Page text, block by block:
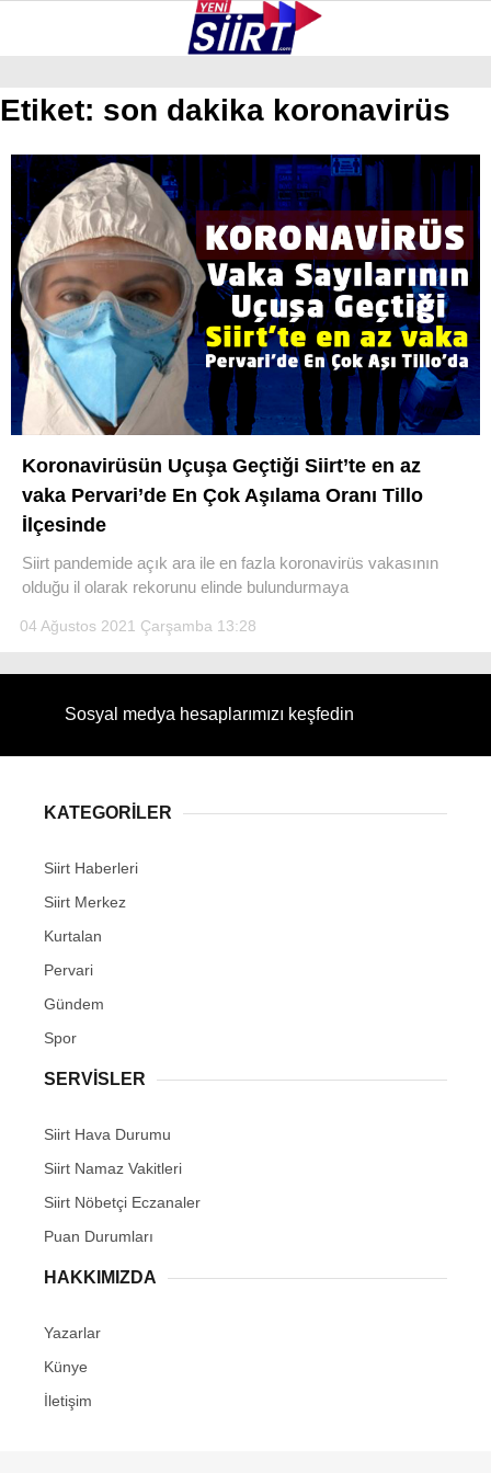
GALERİ VİDEO YAZARLAR
KURTALAN
ERUH
BAYKAN
PERVARI
ŞIRVAN
TILLO
NÖBETÇI ECZANELER
Etiket: son dakika koronavirüs
Koronavirüsün Uçuşa Geçtiği Siirt’te en az
vaka Pervari’de En Çok Aşılama Oranı Tillo
İlçesinde
Siirt pandemide açık ara ile en fazla koronavirüs vakasının
olduğu il olarak rekorunu elinde bulundurmaya
04 Ağustos 2021 Çarşamba 13:28
Sosyal medya hesaplarımızı keşfedin
KATEGORİLER
Siirt Haberleri
Siirt Merkez
Kurtalan
Pervari
Gündem
Spor
SERVİSLER
Siirt Hava Durumu
Siirt Namaz Vakitleri
Siirt Nöbetçi Eczanaler
Puan Durumları
HAKKIMIZDA
Yazarlar
Künye
İletişim